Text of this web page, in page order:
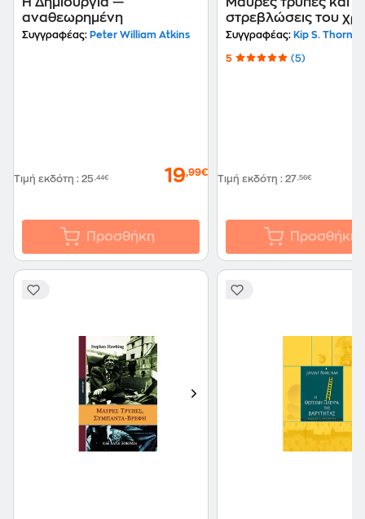
αναθεωρημένη
Συγγραφέας: Peter William Atkins
Τιμή εκδότη : 25,44€ 19,99€
Προσθήκη
στρεβλώσεις του
(Τόμος A)
Συγγραφέας: Kip S. Thorne
5 (5)
Τιμή εκδότη : 27,56€
Προσθήκη